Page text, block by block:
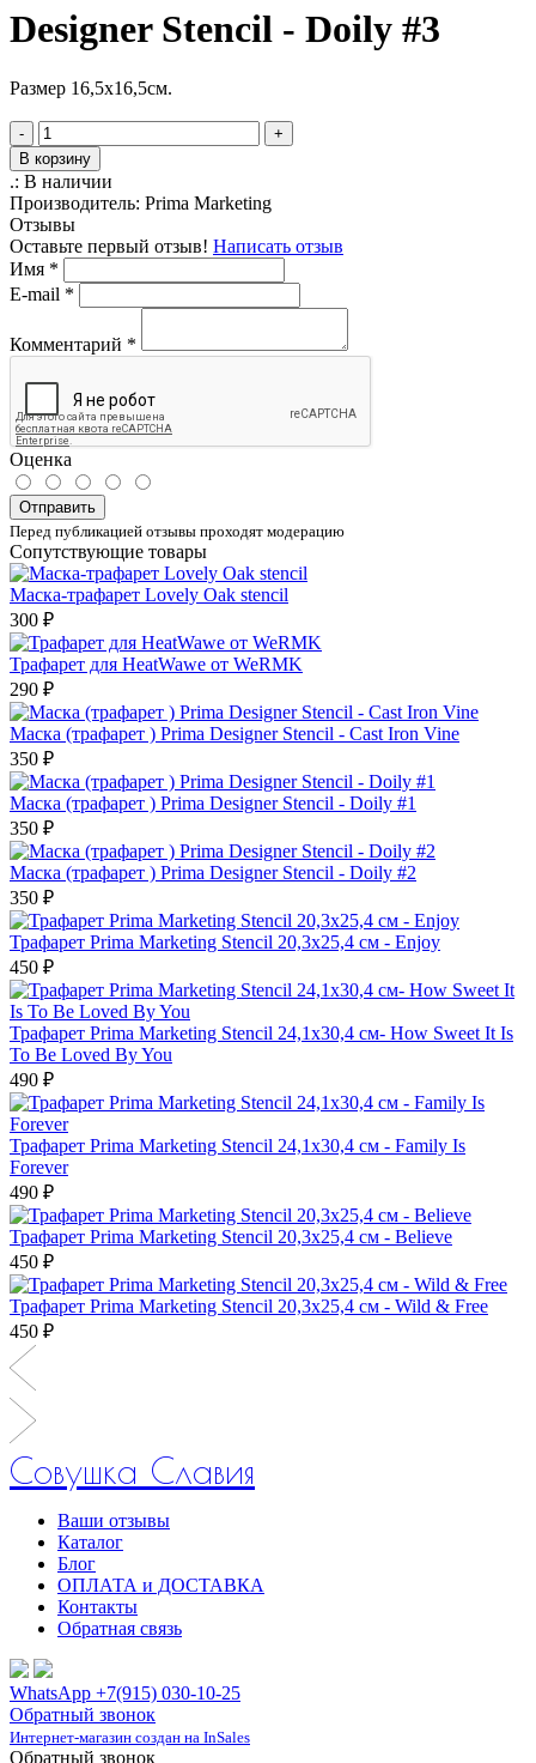
Designer Stencil - Doily #3
Размер 16,5х16,5см.
-
+
В корзину
.: В наличии
Производитель: Prima Marketing
Отзывы
Оставьте первый отзыв! Написать отзыв
Имя *
E-mail *
Комментарий *
Оценка
Отправить
Перед публикацией отзывы проходят модерацию
Сопутствующие товары
Маска-трафарет Lovely Oak stencil
300 ₽
Трафарет для HeatWawe от WeRMK
290 ₽
Маска (трафарет ) Prima Designer Stencil - Cast Iron Vine
350 ₽
Маска (трафарет ) Prima Designer Stencil - Doily #1
350 ₽
Маска (трафарет ) Prima Designer Stencil - Doily #2
350 ₽
Трафарет Prima Marketing Stencil 20,3х25,4 см - Enjoy
450 ₽
Трафарет Prima Marketing Stencil 24,1х30,4 см- How Sweet It Is
To Be Loved By You
490 ₽
Трафарет Prima Marketing Stencil 24,1х30,4 см - Family Is
Forever
490 ₽
Трафарет Prima Marketing Stencil 20,3х25,4 см - Believe
450 ₽
Трафарет Prima Marketing Stencil 20,3х25,4 см - Wild & Free
450 ₽
Совушка Славия
Ваши отзывы
Каталог
Блог
ОПЛАТА и ДОСТАВКА
Контакты
Обратная связь
WhatsApp +7(915) 030-10-25
Обратный звонок
Интернет-магазин создан на InSales
Обратный звонок